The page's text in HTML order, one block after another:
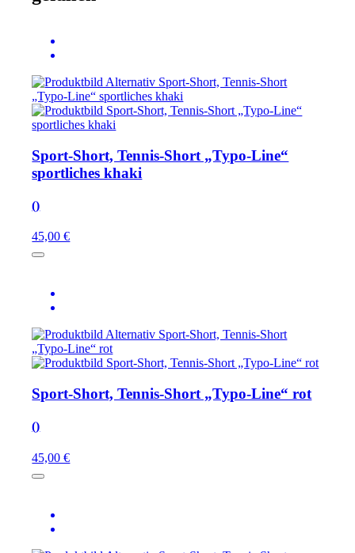
Sport-Short, Tennis-Short „Typo-Line“
sportliches khaki
()
45,00 €
Sport-Short, Tennis-Short „Typo-Line“ rot
()
45,00 €